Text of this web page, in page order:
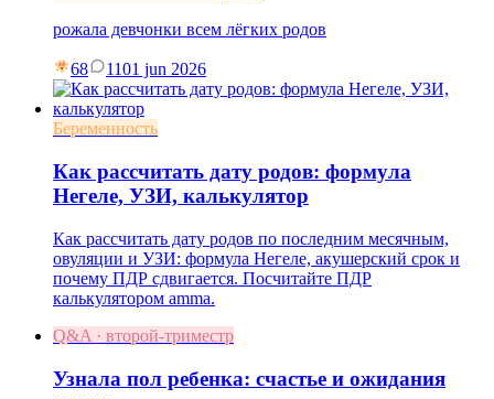
рожала девчонки всем лёгких родов
68 1101 jun 2026
Беременность
Как рассчитать дату родов: формула
Негеле, УЗИ, калькулятор
Как рассчитать дату родов по последним месячным,
овуляции и УЗИ: формула Негеле, акушерский срок и
почему ПДР сдвигается. Посчитайте ПДР
калькулятором amma.
Q&A · второй-триместр
Узнала пол ребенка: счастье и ожидания